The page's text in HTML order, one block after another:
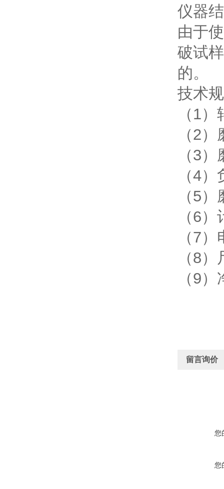
仪器
由于
破试
的。
技术
（1
（2
（3
（4
（5
（6
（7
（8
（9
留言询价
您
您